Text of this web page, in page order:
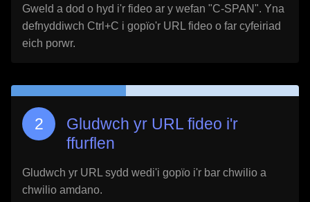
Gweld a dod o hyd i'r fideo ar y wefan "C-SPAN". Yna
defnyddiwch Ctrl+C i gopïo'r URL fideo o far cyfeiriad
eich porwr.
Gludwch yr URL fideo i'r
ffurflen
Gludwch yr URL sydd wedi'i gopïo i'r bar chwilio a
chwilio amdano.